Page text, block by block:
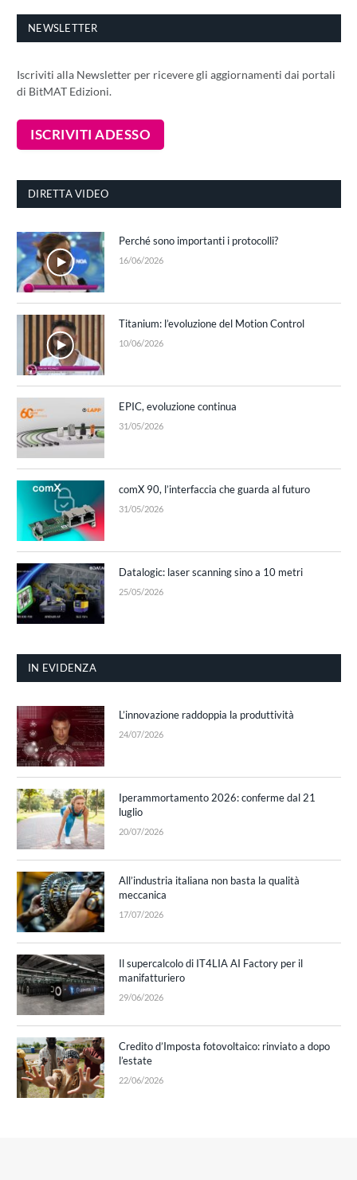
NEWSLETTER
Iscriviti alla Newsletter per ricevere gli aggiornamenti dai portali
di BitMAT Edizioni.
DIRETTA VIDEO
Perché sono importanti i protocolli?
16/06/2026
Titanium: l’evoluzione del Motion Control
10/06/2026
EPIC, evoluzione continua
31/05/2026
comX 90, l’interfaccia che guarda al futuro
31/05/2026
Datalogic: laser scanning sino a 10 metri
25/05/2026
IN EVIDENZA
L’innovazione raddoppia la produttività
24/07/2026
Iperammortamento 2026: conferme dal 21
luglio
20/07/2026
All’industria italiana non basta la qualità
meccanica
17/07/2026
Il supercalcolo di IT4LIA AI Factory per il
manifatturiero
29/06/2026
Credito d’Imposta fotovoltaico: rinviato a dopo
l’estate
22/06/2026